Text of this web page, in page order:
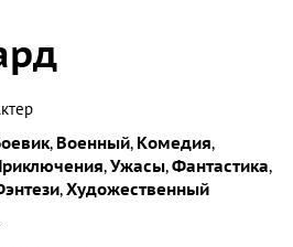
, Военный, Комедия,
,Ужасы,Фантастика,
,Художественный